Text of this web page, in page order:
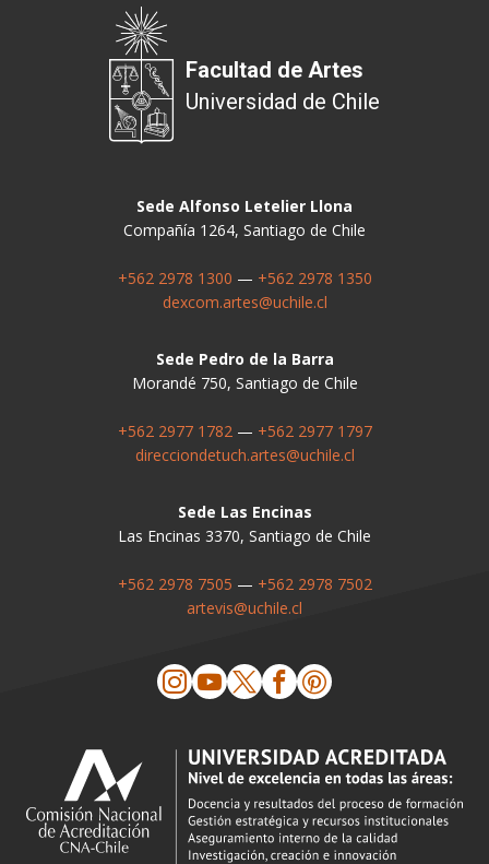
Facultad de Artes
Universidad de Chile
Sede Alfonso Letelier Llona
Compañía 1264, Santiago de Chile
+562 2978 1300 — +562 2978 1350
dexcom.artes@uchile.cl
Sede Pedro de la Barra
Morandé 750, Santiago de Chile
+562 2977 1782— +562 2977 1797
direcciondetuch.artes@uchile.cl
Sede Las Encinas
Las Encinas 3370, Santiago de Chile
+562 2978 7505 — +562 2978 7502
artevis@uchile.cl